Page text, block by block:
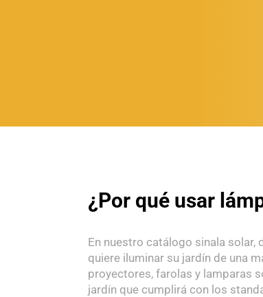
¿Por qué usar
En nuestro catálogo sinala
quiere iluminar su jardín de una
proyectores, farolas y lamparas
jardín que cumplirá con los